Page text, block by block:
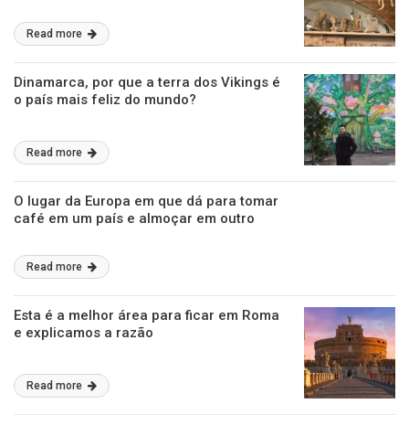
Read more
Dinamarca, por que a terra dos Vikings é
o país mais feliz do mundo?
Read more
O lugar da Europa em que dá para tomar
café em um país e almoçar em outro
Read more
Esta é a melhor área para ficar em Roma
e explicamos a razão
Read more